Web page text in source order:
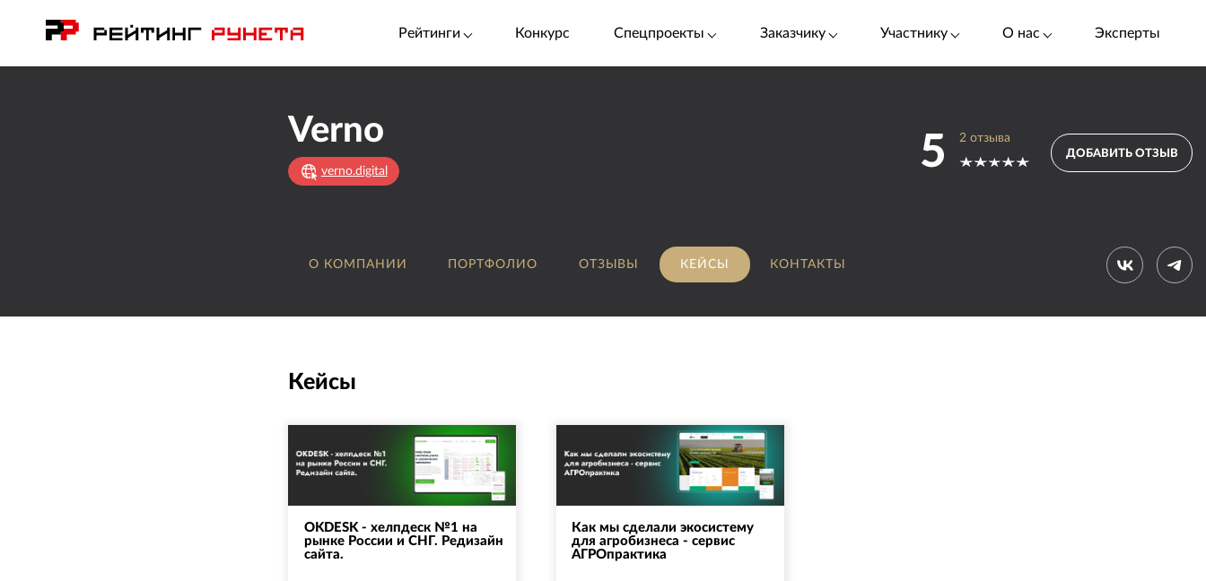
Рейтинги Конкурс Спецпроекты Заказчику Участнику О нас Эксперты
Verno
verno.digital 5 2 отзыва
ДОБАВИТЬ ОТЗЫВ
О КОМПАНИИ ПОРТФОЛИО ОТЗЫВЫ КЕЙСЫ КОНТАКТЫ
Кейсы
OKDESK - хелпдеск №1 на
рынке России и СНГ. Редизайн
сайта.
Как мы сделали экосистему
для агробизнеса - сервис
АГРОпрактика